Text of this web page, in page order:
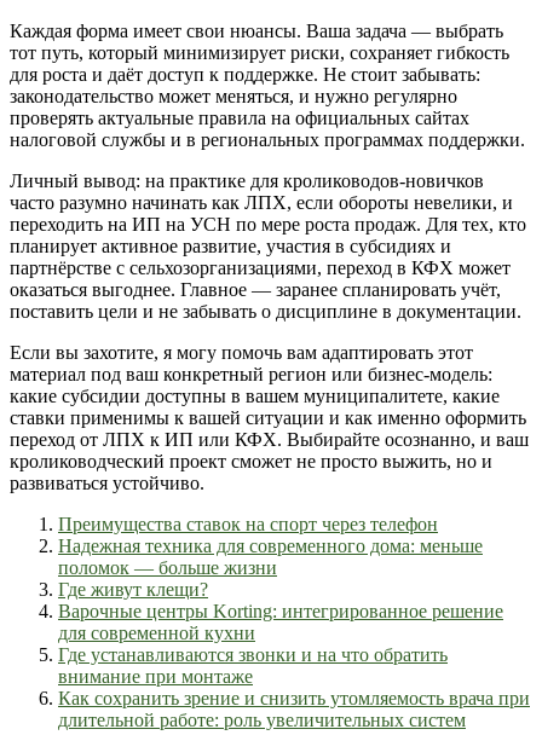
Каждая форма имеет свои нюансы. Ваша задача — выбрать
тот путь, который минимизирует риски, сохраняет гибкость
для роста и даёт доступ к поддержке. Не стоит забывать:
законодательство может меняться, и нужно регулярно
проверять актуальные правила на официальных сайтах
налоговой службы и в региональных программах поддержки.
Личный вывод: на практике для кролиководов-новичков
часто разумно начинать как ЛПХ, если обороты невелики, и
переходить на ИП на УСН по мере роста продаж. Для тех, кто
планирует активное развитие, участия в субсидиях и
партнёрстве с сельхозорганизациями, переход в КФХ может
оказаться выгоднее. Главное — заранее спланировать учёт,
поставить цели и не забывать о дисциплине в документации.
Если вы захотите, я могу помочь вам адаптировать этот
материал под ваш конкретный регион или бизнес-модель:
какие субсидии доступны в вашем муниципалитете, какие
ставки применимы к вашей ситуации и как именно оформить
переход от ЛПХ к ИП или КФХ. Выбирайте осознанно, и ваш
кролиководческий проект сможет не просто выжить, но и
развиваться устойчиво.
Преимущества ставок на спорт через телефон
Надежная техника для современного дома: меньше
поломок — больше жизни
Где живут клещи?
Варочные центры Korting: интегрированное решение
для современной кухни
Где устанавливаются звонки и на что обратить
внимание при монтаже
Как сохранить зрение и снизить утомляемость врача при
длительной работе: роль увеличительных систем